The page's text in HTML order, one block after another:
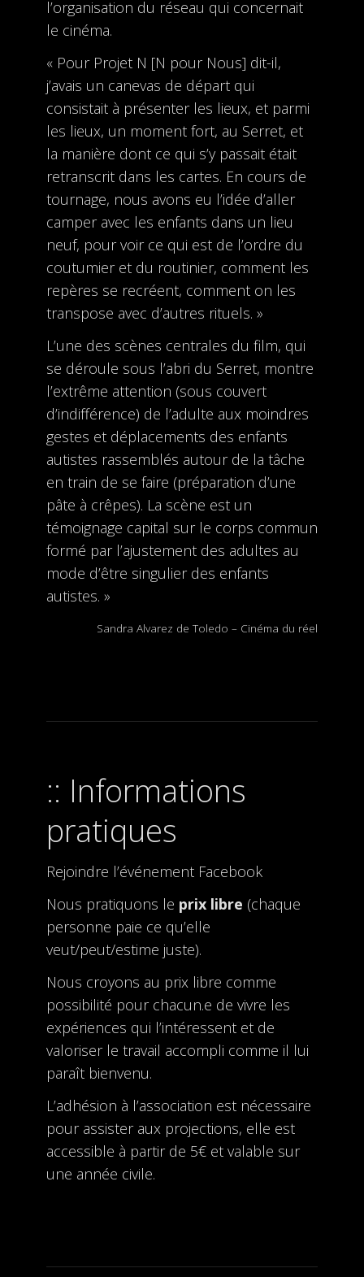
l’organisation du réseau qui concernait
le cinéma.
« Pour Projet N [N pour Nous] dit-il,
j’avais un canevas de départ qui
consistait à présenter les lieux, et parmi
les lieux, un moment fort, au Serret, et
la manière dont ce qui s’y passait était
retranscrit dans les cartes. En cours de
tournage, nous avons eu l’idée d’aller
camper avec les enfants dans un lieu
neuf, pour voir ce qui est de l’ordre du
coutumier et du routinier, comment les
repères se recréent, comment on les
transpose avec d’autres rituels. »
L’une des scènes centrales du film, qui
se déroule sous l’abri du Serret, montre
l’extrême attention (sous couvert
d’indifférence) de l’adulte aux moindres
gestes et déplacements des enfants
autistes rassemblés autour de la tâche
en train de se faire (préparation d’une
pâte à crêpes). La scène est un
témoignage capital sur le corps commun
formé par l’ajustement des adultes au
mode d’être singulier des enfants
autistes. »
Sandra Alvarez de Toledo – Cinéma du réel
Informations
pratiques
Rejoindre l’événement Facebook
Nous pratiquons le prix libre (chaque
personne paie ce qu’elle
veut/peut/estime juste).
Nous croyons au prix libre comme
possibilité pour chacun.e de vivre les
expériences qui l’intéressent et de
valoriser le travail accompli comme il lui
paraît bienvenu.
L’adhésion à l’association est nécessaire
pour assister aux projections, elle est
accessible à partir de 5€ et valable sur
une année civile.